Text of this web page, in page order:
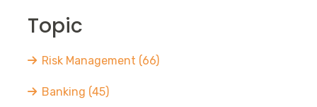
Topic
Risk Management (66)
Banking (45)